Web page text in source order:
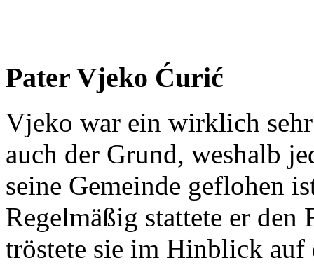
Pater Vjeko Ćurić
Vjeko war ein wirklich
auch der Grund, weshalb
seine Gemeinde geflohen
Regelmäßig stattete er
tröstete sie im Hinblick